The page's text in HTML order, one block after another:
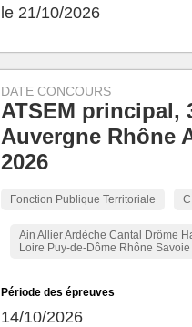
le 21/10/2026
DATE CONCOURS
ATSEM principal,
Auvergne Rhône
2026
Fonction Publique Territoriale C
Ain Allier Ardèche Cantal Drôme
Loire Puy-de-Dôme Rhône Savoie
Période des épreuves
14/10/2026